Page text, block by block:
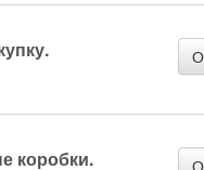
коробки.